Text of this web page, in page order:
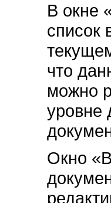
В окне
список
что
можно
уровне
Окно